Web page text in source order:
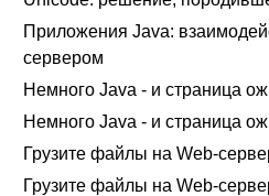
Приложения Java:
сервером
Немного Java - и страница
Немного Java - и страница
Грузите файлы на Web-
Грузите файлы на Web-